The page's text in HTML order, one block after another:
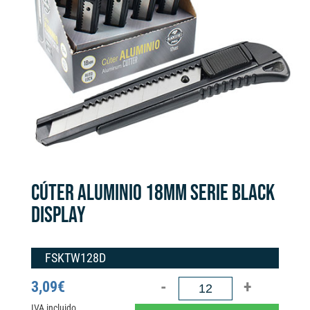
CÚTER ALUMINIO 18MM SERIE BLACK
DISPLAY
FSKTW128D
3,09€
CÚTER
ALUMINIO